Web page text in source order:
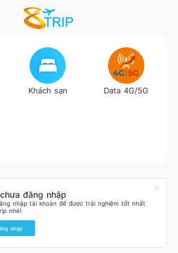
Khách sạn Data 4G/5G
đăng nhập
nhập tài khoản để được trải nghiệm tốt nhất
nhé!
nhập